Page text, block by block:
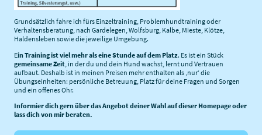
Grundsätzlich fahre ich fürs Einzeltraining, Problemhundtraining oder
Verhaltensberatung, nach Gardelegen, Wolfsburg, Kalbe, Mieste, Klötze,
Haldensleben sowie die jeweilige Umgebung.
Ein Training ist viel mehr als eine Stunde auf dem Platz. Es ist ein Stück
gemeinsame Zeit , in der du und dein Hund wachst, lernt und Vertrauen
aufbaut. Deshalb ist in meinen Preisen mehr enthalten als ‚nur‘ die
Übungseinheiten: persönliche Betreuung, Platz für deine Fragen und Sorgen
und ein offenes Ohr.
Informier dich gern über das Angebot deiner Wahl auf dieser Homepage oder
lass dich von mir beraten.